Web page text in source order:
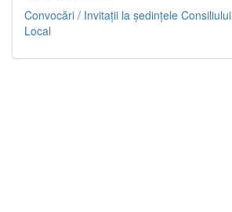
Convocări / Invitaţii la şedinţele Consiliului
Local